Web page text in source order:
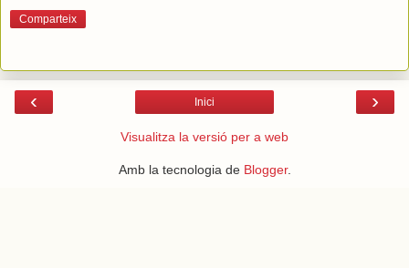
Comparteix
‹ ›
Inici
Visualitza la versió per a web
Amb la tecnologia de Blogger.